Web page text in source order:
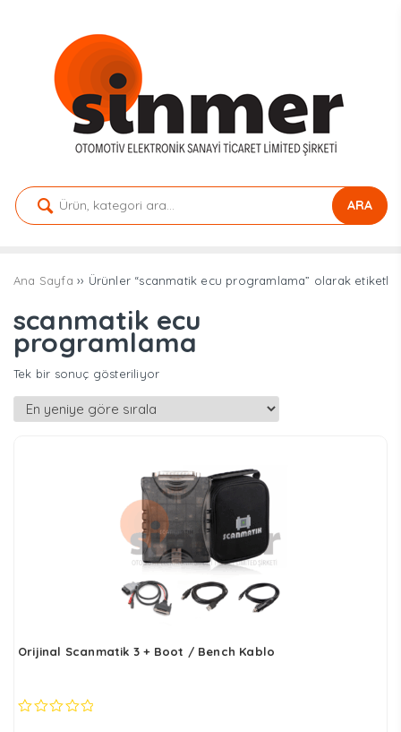
ARA
Ana Sayfa ›› Ürünler “scanmatik ecu programlama” olarak
scanmatik ecu
programlama
Tek bir sonuç gösteriliyor
Orijinal Scanmatik 3 + Boot / Bench Kablo